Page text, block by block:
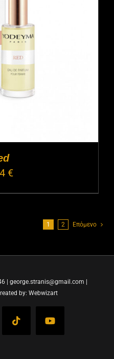
€
1 2 Επόμενο
| george.stranis@gmail.com |
by: Webwizart
Tiktok YouTube